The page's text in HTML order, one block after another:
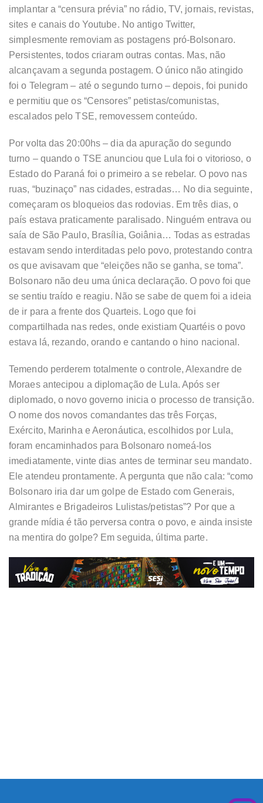
implantar a “censura prévia” no rádio, TV, jornais, revistas,
sites e canais do Youtube. No antigo Twitter,
simplesmente removiam as postagens pró-Bolsonaro.
Persistentes, todos criaram outras contas. Mas, não
alcançavam a segunda postagem. O único não atingido
foi o Telegram – até o segundo turno – depois, foi punido
e permitiu que os “Censores” petistas/comunistas,
escalados pelo TSE, removessem conteúdo.
Por volta das 20:00hs – dia da apuração do segundo
turno – quando o TSE anunciou que Lula foi o vitorioso, o
Estado do Paraná foi o primeiro a se rebelar. O povo nas
ruas, “buzinaço” nas cidades, estradas… No dia seguinte,
começaram os bloqueios das rodovias. Em três dias, o
país estava praticamente paralisado. Ninguém entrava ou
saía de São Paulo, Brasília, Goiânia… Todas as estradas
estavam sendo interditadas pelo povo, protestando contra
os que avisavam que “eleições não se ganha, se toma”.
Bolsonaro não deu uma única declaração. O povo foi que
se sentiu traído e reagiu. Não se sabe de quem foi a ideia
de ir para a frente dos Quarteis. Logo que foi
compartilhada nas redes, onde existiam Quartéis o povo
estava lá, rezando, orando e cantando o hino nacional.
Temendo perderem totalmente o controle, Alexandre de
Moraes antecipou a diplomação de Lula. Após ser
diplomado, o novo governo inicia o processo de transição.
O nome dos novos comandantes das três Forças,
Exército, Marinha e Aeronáutica, escolhidos por Lula,
foram encaminhados para Bolsonaro nomeá-los
imediatamente, vinte dias antes de terminar seu mandato.
Ele atendeu prontamente. A pergunta que não cala: “como
Bolsonaro iria dar um golpe de Estado com Generais,
Almirantes e Brigadeiros Lulistas/petistas”? Por que a
grande mídia é tão perversa contra o povo, e ainda insiste
na mentira do golpe? Em seguida, última parte.